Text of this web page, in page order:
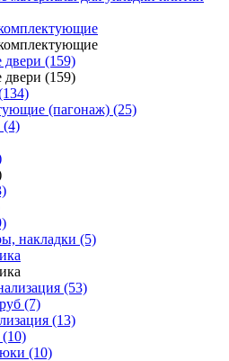
(159)
(159)
(пагонаж) (25)
(4)
накладки (5)
(53)
(7)
(13)
(10)